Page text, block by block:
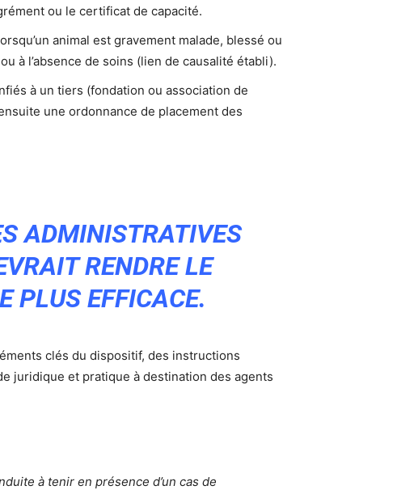
ou le certificat de capacité.
animal est gravement malade, blessé ou
à l’absence de soins (lien de causalité établi).
à un tiers (fondation ou association de
une ordonnance de placement des
ADMINISTRATIVES
RENDRE LE
PLUS EFFICACE.
clés du dispositif, des instructions
juridique et pratique à destination des agents
à tenir en présence d’un cas de